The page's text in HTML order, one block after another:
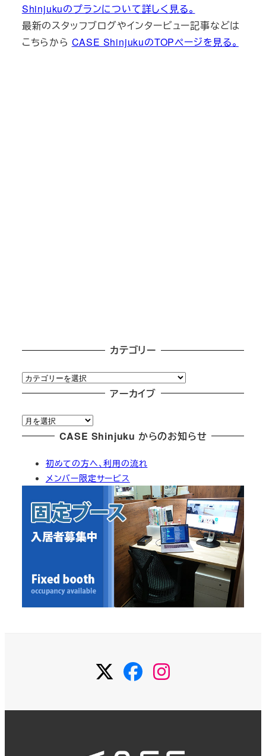
Shinjukuのプランについて詳しく見る。
最新のスタッフブログやインタービュー記事などは
こちらから CASE ShinjukuのTOPページを見る。
カテゴリー
カ
テ
リ
ー
アーカイブ
ア
ー
CASE Shinjuku からのお知らせ
初めての方へ、利用の流れ
メンバー限定サービス
TwitterFacebook